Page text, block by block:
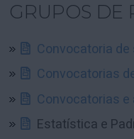
GRUPOS DE
Convocatoria
Convocatorias
Convocatorias
Estatística e